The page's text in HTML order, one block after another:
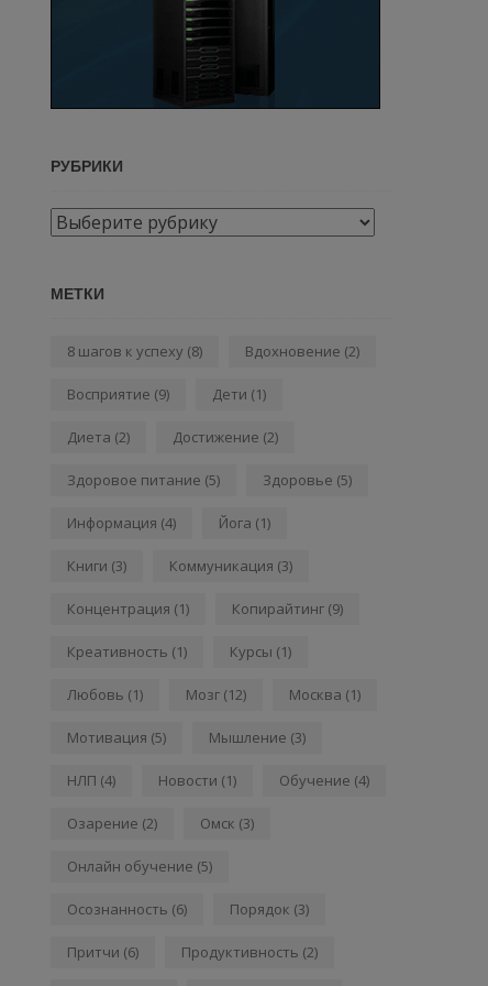
РУБРИКИ
Рубрики
МЕТКИ
8 шагов к успеху (8) Вдохновение (2)
Восприятие (9) Дети (1)
Диета (2) Достижение (2)
Здоровое питание (5) Здоровье (5)
Информация (4) Йога (1)
Книги (3) Коммуникация (3)
Концентрация (1) Копирайтинг (9)
Креативность (1) Курсы (1)
Любовь (1) Мозг (12) Москва (1)
Мотивация (5) Мышление (3)
НЛП (4) Новости (1) Обучение (4)
Озарение (2) Омск (3)
Онлайн обучение (5)
Осознанность (6) Порядок (3)
Притчи (6) Продуктивность (2)